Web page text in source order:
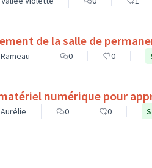
de la salle de
0 0
numérique pour
0 0